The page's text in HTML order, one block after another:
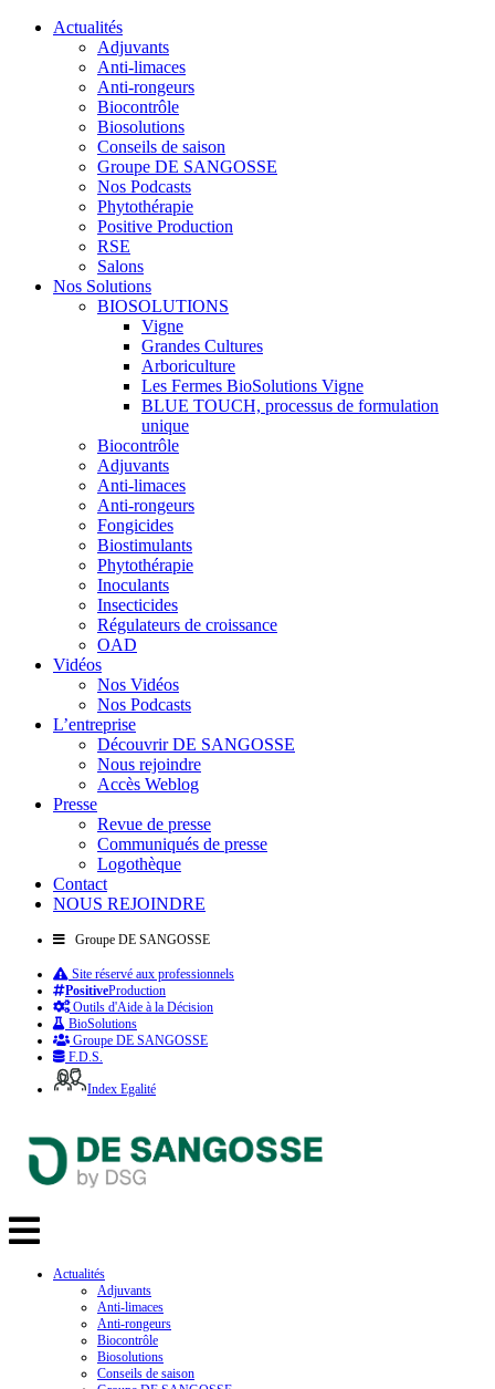
Actualités
Adjuvants
Anti-limaces
Anti-rongeurs
Biocontrôle
Biosolutions
Conseils de saison
Groupe DE SANGOSSE
Nos Podcasts
Phytothérapie
Positive Production
RSE
Salons
Nos Solutions
BIOSOLUTIONS
Vigne
Grandes Cultures
Arboriculture
Les Fermes BioSolutions Vigne
BLUE TOUCH, processus de formulation
unique
Biocontrôle
Adjuvants
Anti-limaces
Anti-rongeurs
Fongicides
Biostimulants
Phytothérapie
Inoculants
Insecticides
Régulateurs de croissance
OAD
Vidéos
Nos Vidéos
Nos Podcasts
L’entreprise
Découvrir DE SANGOSSE
Nous rejoindre
Accès Weblog
Presse
Revue de presse
Communiqués de presse
Logothèque
Contact
NOUS REJOINDRE
Groupe DE SANGOSSE
Site réservé aux professionnels
PositiveProduction
Outils d'Aide à la Décision
BioSolutions
Groupe DE SANGOSSE
F.D.S.
Index Egalité
Actualités
Adjuvants
Anti-limaces
Anti-rongeurs
Biocontrôle
Biosolutions
Conseils de saison